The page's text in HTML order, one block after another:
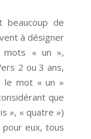
beaucoup de
à désigner
mots « un »,
2 ou 3 ans,
le mot « un »
que
», « quatre »)
eux, tous